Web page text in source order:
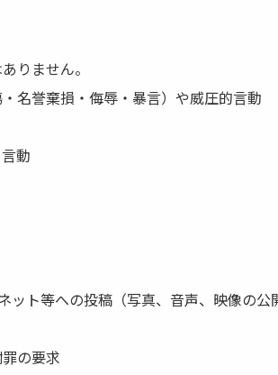
りません。
名誉棄損・侮辱・暴言）や威圧的言動
動
ット等への投稿（写真、音声、映像の公
の要求